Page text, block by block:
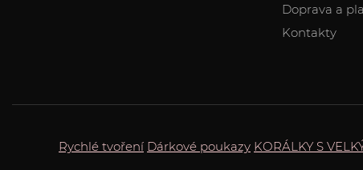
Doprava a
Kontakty
Rychlé tvoření Dárkové poukazy KORÁLKY S